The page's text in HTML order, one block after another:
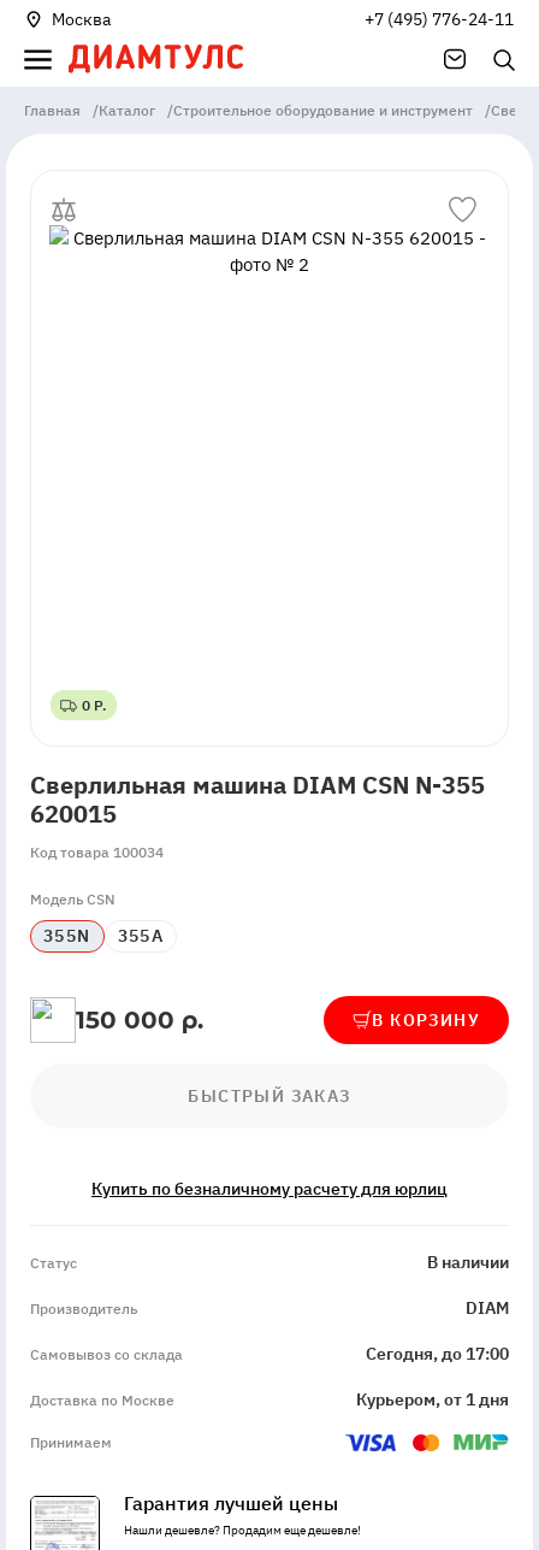
Москва +7 (495) 776-24-11
Главная /Каталог /Строительное оборудование и инструмент /
0 Р.
0 Р.
Сверлильная машина DIAM CSN N-355
620015
Код товара 100034
Модель CSN
355N 355А
150 000 р. В КОРЗИНУ
БЫСТРЫЙ ЗАКАЗ
Купить по безналичному расчету для юрлиц
Статус В наличии
Производитель DIAM
Самовывоз со склада Сегодня, до 17:00
Доставка по Москве Курьером, от 1 дня
Принимаем
Гарантия лучшей цены
Нашли дешевле? Продадим еще дешевле!